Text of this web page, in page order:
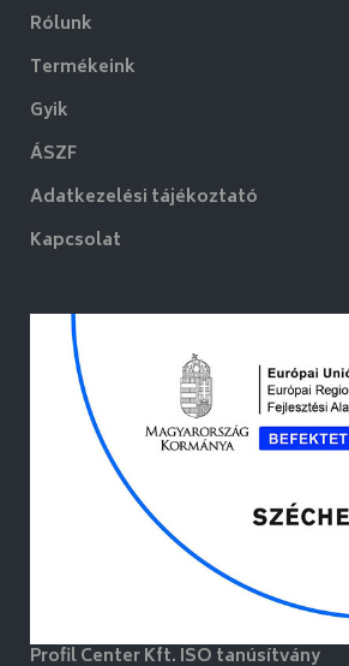
Rólunk
Termékeink
Gyik
ÁSZF
Adatkezelési tájékoztató
Kapcsolat
Profil Center Kft. ISO tanúsítvány